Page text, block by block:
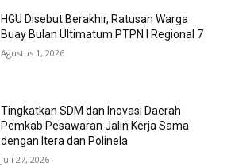
HGU Disebut Berakhir, Ratusan Warga
Buay Bulan Ultimatum PTPN I Regional 7
Agustus 1, 2026
Tingkatkan SDM dan Inovasi Daerah
Pemkab Pesawaran Jalin Kerja Sama
dengan Itera dan Polinela
Juli 27, 2026